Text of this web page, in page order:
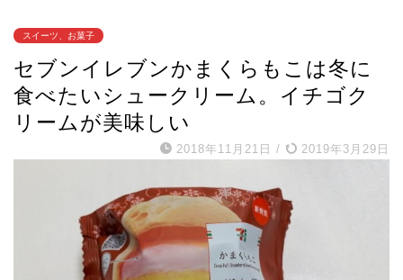
スイーツ、お菓子
セブンイレブンかまくらもこは冬に
食べたいシュークリーム。イチゴク
リームが美味しい
2018年11月21日 / 2019年3月29日